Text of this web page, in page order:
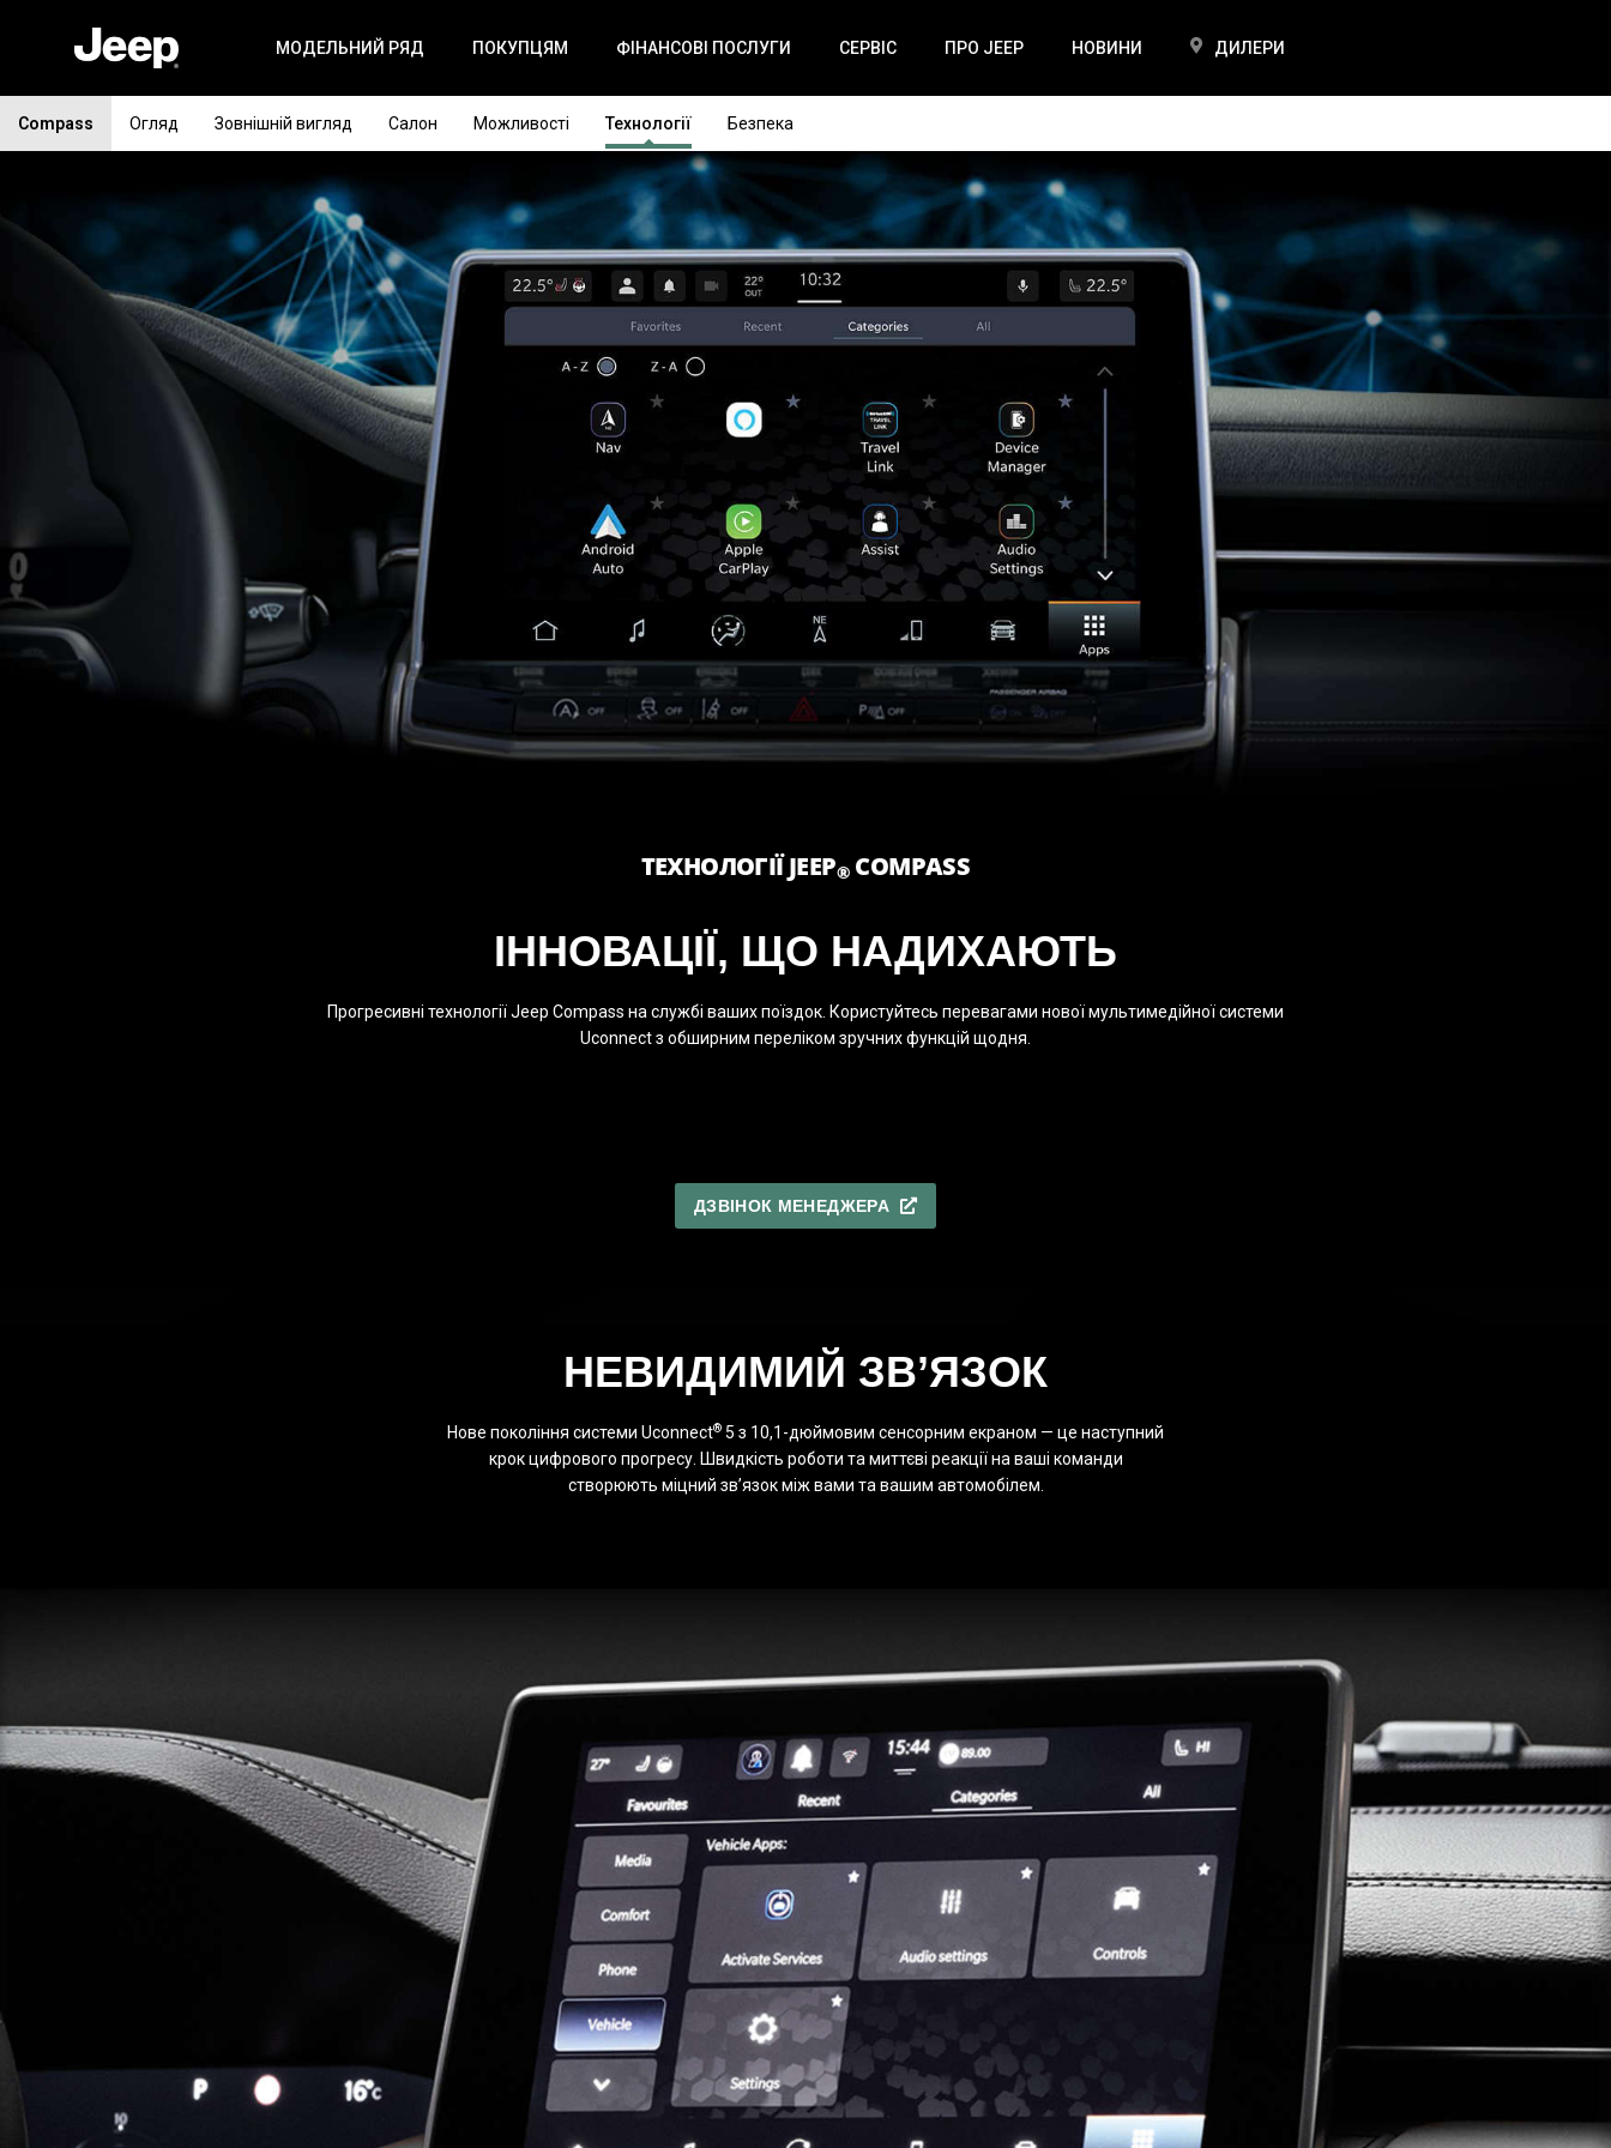
МОДЕЛЬНИЙ РЯД ПОКУПЦЯМ ФІНАНСОВІ ПОСЛУГИ СЕРВІС ПРО JEEP НОВИНИ ДИЛЕРИ
Compass Огляд Зовнішній вигляд Салон Можливості Технології Безпека
ТЕХНОЛОГІЇ JEEP® COMPASS
ІННОВАЦІЇ, ЩО НАДИХАЮТЬ
Прогресивні технології Jeep Compass на службі ваших поїздок. Користуйтесь перевагами нової мультимедійної системи
Uconnect з обширним переліком зручних функцій щодня.
ДЗВІНОК МЕНЕДЖЕРА
НЕВИДИМИЙ ЗВ’ЯЗОК
Нове покоління системи Uconnect® 5 з 10,1-дюймовим сенсорним екраном — це наступний
крок цифрового прогресу. Швидкість роботи та миттєві реакції на ваші команди
створюють міцний зв’язок між вами та вашим автомобілем.